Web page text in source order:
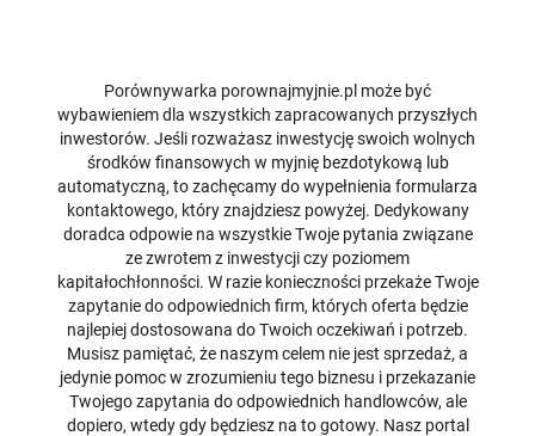
Porównywarka porownajmyjnie.pl może być
wybawieniem dla wszystkich zapracowanych przyszłych
inwestorów. Jeśli rozważasz inwestycję swoich wolnych
środków finansowych w myjnię bezdotykową lub
automatyczną, to zachęcamy do wypełnienia formularza
kontaktowego, który znajdziesz powyżej. Dedykowany
doradca odpowie na wszystkie Twoje pytania związane
ze zwrotem z inwestycji czy poziomem
kapitałochłonności. W razie konieczności przekaże Twoje
zapytanie do odpowiednich firm, których oferta będzie
najlepiej dostosowana do Twoich oczekiwań i potrzeb.
Musisz pamiętać, że naszym celem nie jest sprzedaż, a
jedynie pomoc w zrozumieniu tego biznesu i przekazanie
Twojego zapytania do odpowiednich handlowców, ale
dopiero, wtedy gdy będziesz na to gotowy. Nasz portal